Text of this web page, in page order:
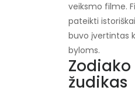
veiksmo filme.
pateikti
buvo įvertintas
byloms.
žudikas